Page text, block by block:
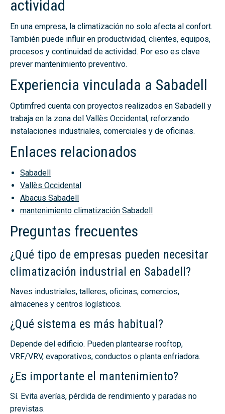
actividad
En una empresa, la climatización no solo afecta al confort.
También puede influir en productividad, clientes, equipos,
procesos y continuidad de actividad. Por eso es clave
prever mantenimiento preventivo.
Experiencia vinculada a Sabadell
Optimfred cuenta con proyectos realizados en Sabadell y
trabaja en la zona del Vallès Occidental, reforzando
instalaciones industriales, comerciales y de oficinas.
Enlaces relacionados
Sabadell
Vallès Occidental
Abacus Sabadell
mantenimiento climatización Sabadell
Preguntas frecuentes
¿Qué tipo de empresas pueden necesitar
climatización industrial en Sabadell?
Naves industriales, talleres, oficinas, comercios,
almacenes y centros logísticos.
¿Qué sistema es más habitual?
Depende del edificio. Pueden plantearse rooftop,
VRF/VRV, evaporativos, conductos o planta enfriadora.
¿Es importante el mantenimiento?
Sí. Evita averías, pérdida de rendimiento y paradas no
previstas.